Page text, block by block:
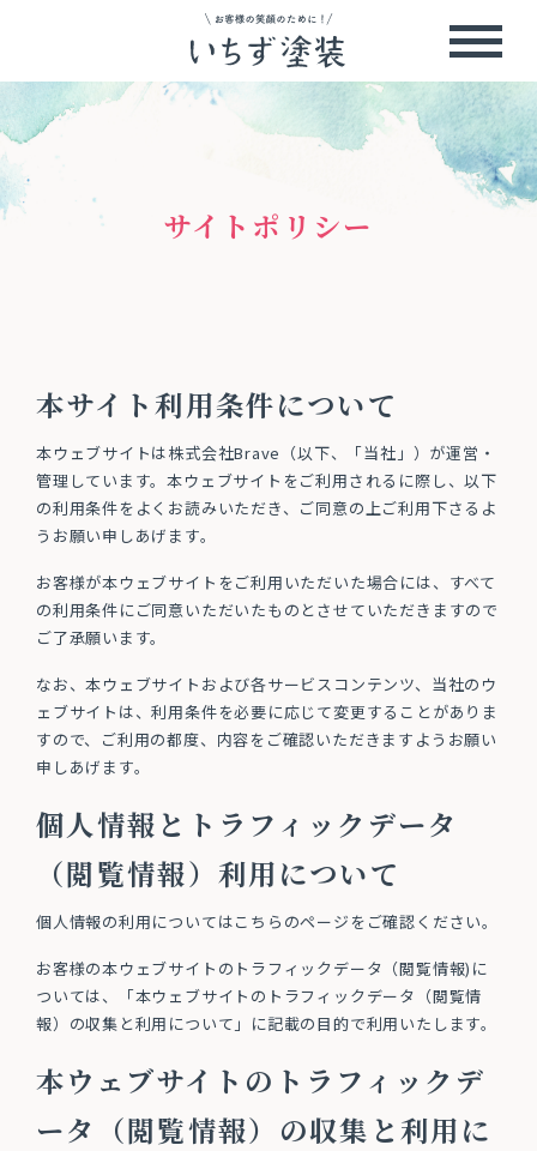
サイトポリシー
本サイト利用条件について
本ウェブサイトは株式会社Brave（以下、「当社」）が運営・
管理しています。本ウェブサイトをご利用されるに際し、以下
の利用条件をよくお読みいただき、ご同意の上ご利用下さるよ
うお願い申しあげます。
お客様が本ウェブサイトをご利用いただいた場合には、すべて
の利用条件にご同意いただいたものとさせていただきますので
ご了承願います。
なお、本ウェブサイトおよび各サービスコンテンツ、当社のウ
ェブサイトは、利用条件を必要に応じて変更することがありま
すので、ご利用の都度、内容をご確認いただきますようお願い
申しあげます。
個人情報とトラフィックデータ
（閲覧情報）利用について
個人情報の利用についてはこちらのページをご確認ください。
お客様の本ウェブサイトのトラフィックデータ（閲覧情報)に
ついては、「本ウェブサイトのトラフィックデータ（閲覧情
報）の収集と利用について」に記載の目的で利用いたします。
本ウェブサイトのトラフィックデ
ータ（閲覧情報）の収集と利用に